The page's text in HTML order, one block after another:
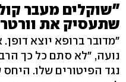
"שוקלים מעבר
שתעסיק את
"מדובר ברופא יוצא
נועה, "לא סתם כל כך
נגד הפיטורים שלו.